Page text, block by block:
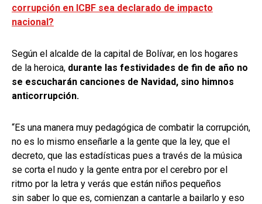
corrupción en ICBF sea declarado de impacto
nacional?
Según el alcalde de la capital de Bolívar, en los hogares
de la heroica, durante las festividades de fin de año no
se escucharán canciones de Navidad, sino himnos
anticorrupción.
“Es una manera muy pedagógica de combatir la corrupción,
no es lo mismo enseñarle a la gente que la ley, que el
decreto, que las estadísticas pues a través de la música
se corta el nudo y la gente entra por el cerebro por el
ritmo por la letra y verás que están niños pequeños
sin saber lo que es, comienzan a cantarle a bailarlo y eso